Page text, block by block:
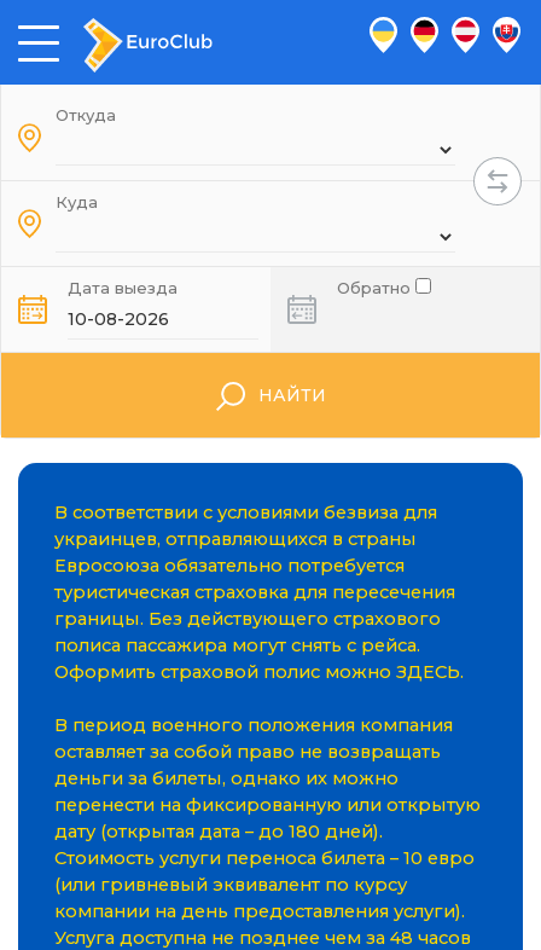
Откуда
Куда
Дата выезда Обратно
НАЙТИ
В соответствии с условиями безвиза для
украинцев, отправляющихся в страны
Евросоюза обязательно потребуется
туристическая страховка для пересечения
границы. Без действующего страхового
полиса пассажира могут снять с рейса.
Оформить страховой полис можно ЗДЕСЬ.
В период военного положения компания
оставляет за собой право не возвращать
деньги за билеты, однако их можно
перенести на фиксированную или открытую
дату (открытая дата – до 180 дней).
Стоимость услуги переноса билета – 10 евро
(или гривневый эквивалент по курсу
компании на день предоставления услуги).
Услуга доступна не позднее чем за 48 часов